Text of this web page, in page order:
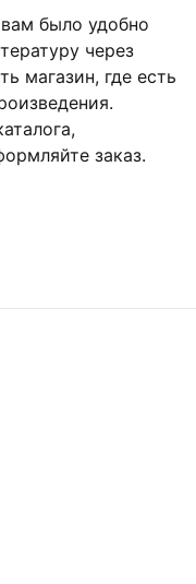
было удобно
через
магазин, где есть
заказ.